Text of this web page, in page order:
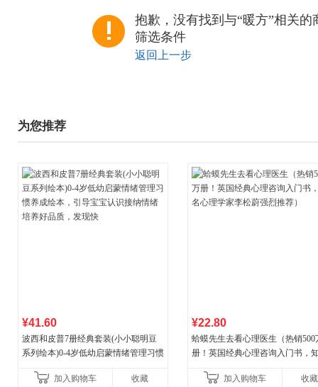
抱歉，没有找到与“暖方”相关
筛选条件
返回上一步
为您推荐
¥41.60
波西和皮普7册经典套装(小小聪明豆
系列绘本)0-4岁低幼启蒙情绪管理习惯
养好品质，发现快
加入购物车 收藏
¥22.80
蛤蟆先生去看心理医生（热销500
册！英国经典心理咨询入门书，
加入购物车
收藏